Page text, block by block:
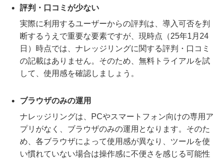
評判・口コミが少ない
実際に利用するユーザーからの評判は、導入可否を判
断するうえで重要な要素ですが、現時点（25年1月24
日）時点では、ナレッジリングに関する評判・口コミ
の記載はありません。そのため、無料トライアルを試
して、使用感を確認しましょう。
ブラウザのみの運用
ナレッジリングは、PCやスマートフォン向けの専用ア
プリがなく、ブラウザのみの運用となります。そのた
め、各ブラウザによって使用感が異なり、ツールを使
い慣れていない場合は操作感に不便さを感じる可能性